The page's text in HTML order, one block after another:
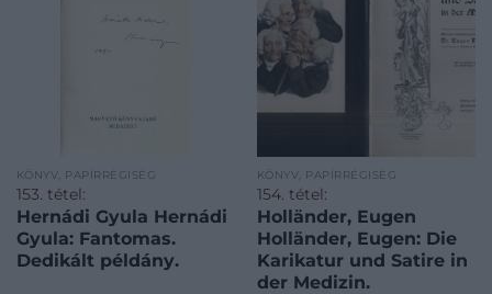
KÖNYV, PAPÍRRÉGISÉG
153. tétel:
Hernádi Gyula Hernádi
Gyula: Fantomas.
Dedikált példány.
KÖNYV, PAPÍRRÉGISÉG
154. tétel:
Holländer, Eugen
Holländer, Eugen: Die
Karikatur und Satire in
der Medizin.